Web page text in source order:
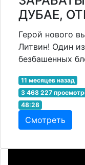
ДУБАЕ,
Герой нового
Литвин! Один
безбашенных
11 месяцев назад
3 468 227
48:28
Смотреть